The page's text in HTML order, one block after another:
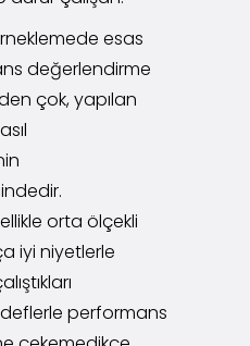
esas
değerlendirme
çok, yapılan
orta ölçekli
iyi niyetlerle
performans